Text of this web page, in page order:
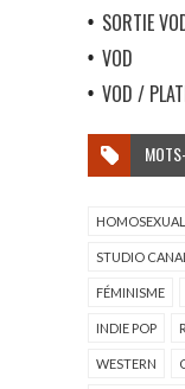
SORTIE
VOD
VOD /
STUDIO CANAL
FÉMINISME
INDIE POP
WESTERN